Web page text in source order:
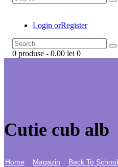
Login orRegister
0 produse - 0.00 lei 0
Cutie cub alb
Home Magazin Back To School